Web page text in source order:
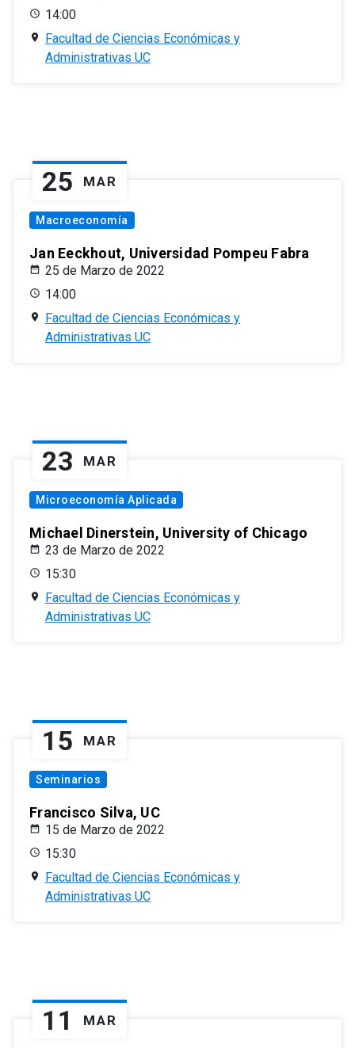
14:00
Facultad de Ciencias Económicas y
Administrativas UC
25 MAR
Macroeconomía
Jan Eeckhout, Universidad Pompeu Fabra
25 de Marzo de 2022
14:00
Facultad de Ciencias Económicas y
Administrativas UC
23 MAR
Microeconomía Aplicada
Michael Dinerstein, University of Chicago
23 de Marzo de 2022
15:30
Facultad de Ciencias Económicas y
Administrativas UC
15 MAR
Seminarios
Francisco Silva, UC
15 de Marzo de 2022
15:30
Facultad de Ciencias Económicas y
Administrativas UC
11 MAR